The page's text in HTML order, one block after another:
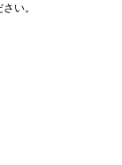
い。